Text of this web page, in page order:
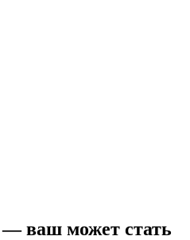
ваш может стать